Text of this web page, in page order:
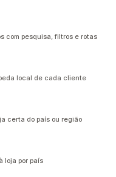
com pesquisa, filtros e rotas
local de cada cliente
certa do país ou região
loja por país